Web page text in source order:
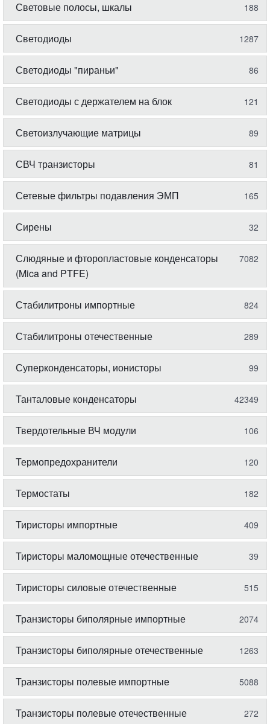
Световые полосы, шкалы 188
Светодиоды 1287
Светодиоды "пираньи" 86
Светодиоды с держателем на блок 121
Светоизлучающие матрицы 89
СВЧ транзисторы 81
Сетевые фильтры подавления ЭМП 165
Сирены 32
Слюдяные и фторопластовые конденсаторы
(Mica and PTFE)
7082
Стабилитроны импортные 824
Стабилитроны отечественные 289
Суперконденсаторы, ионисторы 99
Танталовые конденсаторы 42349
Твердотельные ВЧ модули 106
Термопредохранители 120
Термостаты 182
Тиристоры импортные 409
Тиристоры маломощные отечественные 39
Тиристоры силовые отечественные 515
Транзисторы биполярные импортные 2074
Транзисторы биполярные отечественные 1263
Транзисторы полевые импортные 5088
Транзисторы полевые отечественные 272